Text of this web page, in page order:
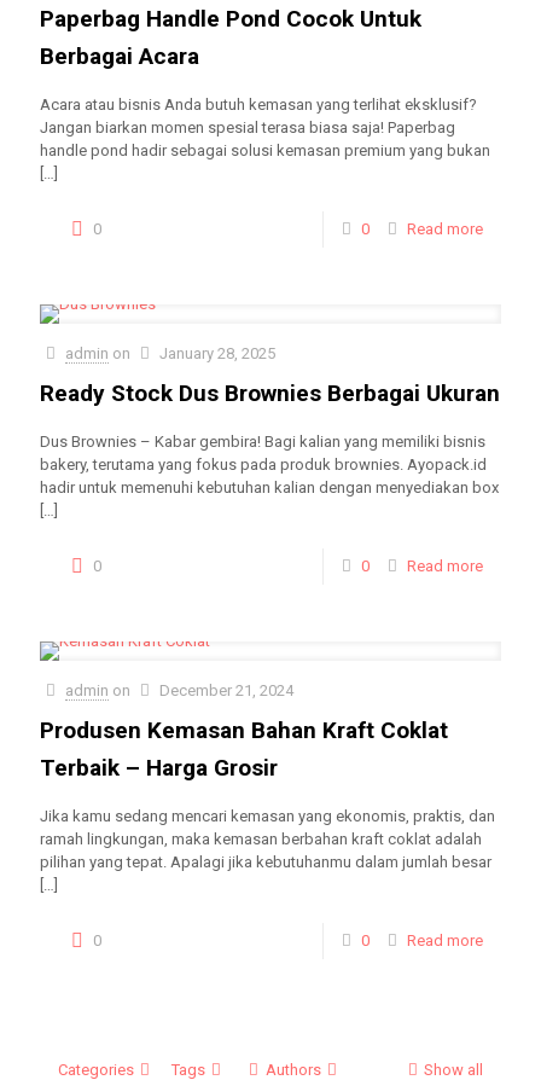
Paperbag Handle Pond Cocok Untuk
Berbagai Acara
Acara atau bisnis Anda butuh kemasan yang terlihat eksklusif?
Jangan biarkan momen spesial terasa biasa saja! Paperbag
handle pond hadir sebagai solusi kemasan premium yang bukan
[…]
0 0 Read more
admin on January 28, 2025
Ready Stock Dus Brownies Berbagai Ukuran
Dus Brownies – Kabar gembira! Bagi kalian yang memiliki bisnis
bakery, terutama yang fokus pada produk brownies. Ayopack.id
hadir untuk memenuhi kebutuhan kalian dengan menyediakan box
[…]
0 0 Read more
admin on December 21, 2024
Produsen Kemasan Bahan Kraft Coklat
Terbaik – Harga Grosir
Jika kamu sedang mencari kemasan yang ekonomis, praktis, dan
ramah lingkungan, maka kemasan berbahan kraft coklat adalah
pilihan yang tepat. Apalagi jika kebutuhanmu dalam jumlah besar
[…]
0 0 Read more
Categories Tags Authors Show all